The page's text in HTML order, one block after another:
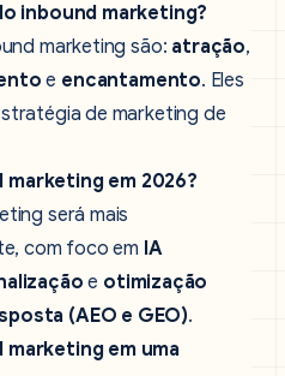
inbound marketing?
marketing são: atração,
e encantamento. Eles
de marketing de
marketing em 2026?
será mais
com foco em IA
e otimização
(AEO e GEO).
em uma